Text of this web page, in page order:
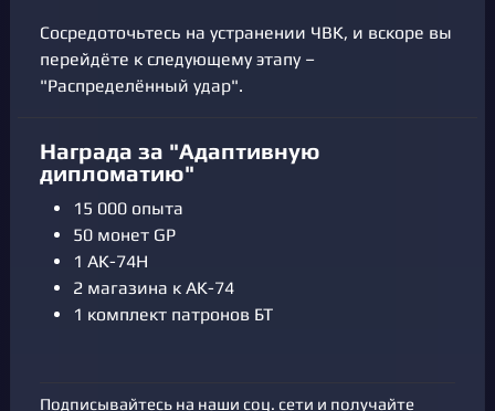
Сосредоточьтесь на устранении ЧВК, и вскоре вы
перейдёте к следующему этапу –
"Распределённый удар".
Награда за "Адаптивную
дипломатию"
15 000 опыта
50 монет GP
1 АК-74Н
2 магазина к АК-74
1 комплект патронов БТ
Подписывайтесь на наши соц. сети и получайте